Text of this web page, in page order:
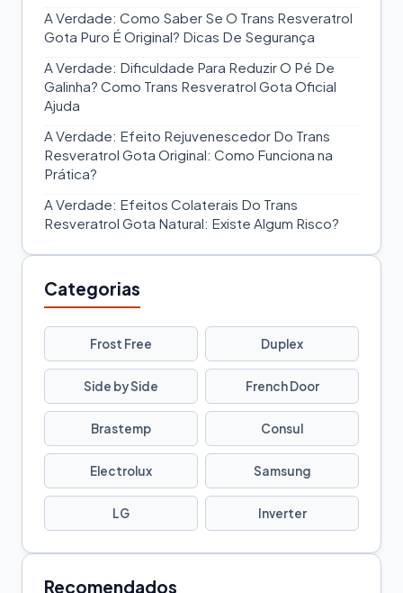
A Verdade: Como Saber Se O Trans Resveratrol
Gota Puro É Original? Dicas De Segurança
A Verdade: Dificuldade Para Reduzir O Pé De
Galinha? Como Trans Resveratrol Gota Oficial
Ajuda
A Verdade: Efeito Rejuvenescedor Do Trans
Resveratrol Gota Original: Como Funciona na
Prática?
A Verdade: Efeitos Colaterais Do Trans
Resveratrol Gota Natural: Existe Algum Risco?
Categorias
Frost Free Duplex
Side by Side French Door
Brastemp Consul
Electrolux Samsung
LG Inverter
Recomendados